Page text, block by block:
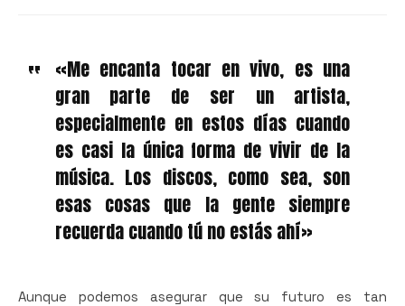
«Me encanta tocar en vivo, es una
gran parte de ser un artista,
especialmente en estos días cuando
es casi la única forma de vivir de la
música. Los discos, como sea, son
esas cosas que la gente siempre
recuerda cuando tú no estás ahí»
Aunque podemos asegurar que su futuro es tan